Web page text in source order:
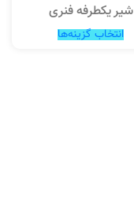
شیر یکطرفه فنری
انتخاب گزینه‌ها